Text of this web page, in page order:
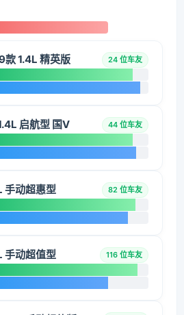
1.4L 精英版 24 位车友
启航型 国V 44 位车友
手动超惠型 82 位车友
手动超值型 116 位车友